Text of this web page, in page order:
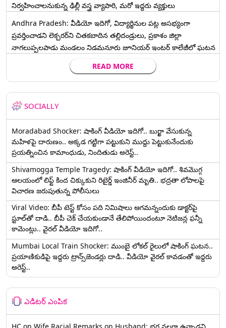
నిర్వహించాలనుకున్న ఢిల్లీ వస్త్ర వ్యాపారి, మరో ఇద్దరు వ్యక్తులు
Andhra Pradesh: వీడియో ఇదిగో, విద్యార్థినుల పట్ల అసభ్యంగా
ప్రవర్తించాడని లెక్చ‌ర‌ర్‌ని చిత‌క‌బాదిన త‌ల్లిదండ్రులు, ప్రకాశం జిల్లా
నాగలుప్పలపాడు మండలం నిడమనూరు జూనియర్ ఇంటర్ కాలేజీలో ఘటన
READ MORE
SOCIALLY
Moradabad Shocker: షాకింగ్ వీడియో ఇదిగో.. బుర్ఖా వేసుకున్న
మహిళపై దారుణం.. అక్కడ గట్టిగా పట్టుకుని ముద్దు పెట్టుకునేందుకు
ప్రయత్నించిన కామాంధుడు, నిందితుడు అరెస్ట్..
Shivamogga Temple Tragedy: షాకింగ్ వీడియో ఇదిగో.. శివమొగ్గ
ఆలయంలో లిఫ్ట్ కింద చిక్కుకుని రిటైర్డ్ ఇంజినీర్ మృతి.. భద్రతా లోపాలపై
విచారణ జరుపుతున్న పోలీసులు
Viral Video: బీపీ టెస్ట్‌ కోసం పది నిమిషాలు ఆగమన్నందుకు డాక్టర్‌పై
స్టూల్‌తో దాడి.. బీపీ చెక్ చేయకుండానే తేలిపోయిందంటూ నెటిజన్ల ఫన్నీ
కామెంట్లు.. వైరల్ వీడియో ఇదిగో..
Mumbai Local Train Shocker: ముంబై లోకల్ రైలులో షాకింగ్ ఘటన..
ప్రయాణికుడిపై ఇద్దరు ట్రాన్స్‌జెండర్లు దాడి.. వీడియో వైరల్ కావడంతో ఇద్దరు
అరెస్ట్..
ఎడిటర్ ఎంపిక